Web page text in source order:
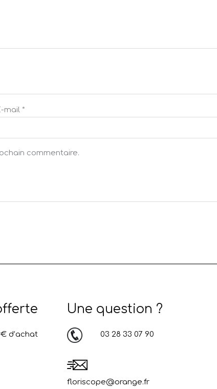
mail *
commentaire.
d’achat
Une question ?
03 28 33 07 90
floriscope@orange.fr